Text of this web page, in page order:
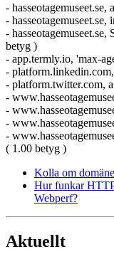
-
-
-
betyg )
- app.termly.io, 'max-
-
- platform.twitter.com,
-
-
-
-
( 1.00 betyg )
Kolla om
Hur funkar
Webperf?
Aktuellt